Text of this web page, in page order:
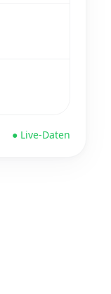
● Live-Daten